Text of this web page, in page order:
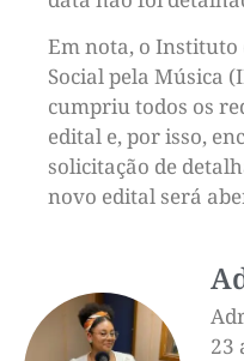
Em nota, o Instituto
Social pela Música
cumpriu todos os
edital e, por isso,
solicitação de
novo edital será
23